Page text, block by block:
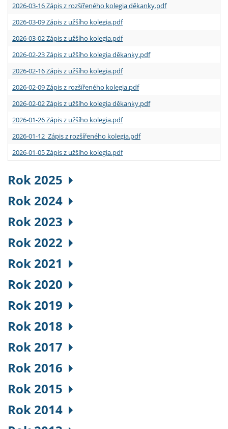
2026-03-16 Zápis z rozšířeného kolegia děkanky.pdf
2026-03-09 Zápis z užšího kolegia.pdf
2026-03-02 Zápis z užšího kolegia.pdf
2026-02-23 Zápis z užšího kolegia děkanky.pdf
2026-02-16 Zápis z užšího kolegia.pdf
2026-02-09 Zápis z rozšířeného kolegia.pdf
2026-02-02 Zápis z užšího kolegia děkanky.pdf
2026-01-26 Zápis z užšího kolegia.pdf
2026-01-12 Zápis z rozšířeného kolegia.pdf
2026-01-05 Zápis z užšího kolegia.pdf
Rok 2025
Rok 2024
Rok 2023
Rok 2022
Rok 2021
Rok 2020
Rok 2019
Rok 2018
Rok 2017
Rok 2016
Rok 2015
Rok 2014